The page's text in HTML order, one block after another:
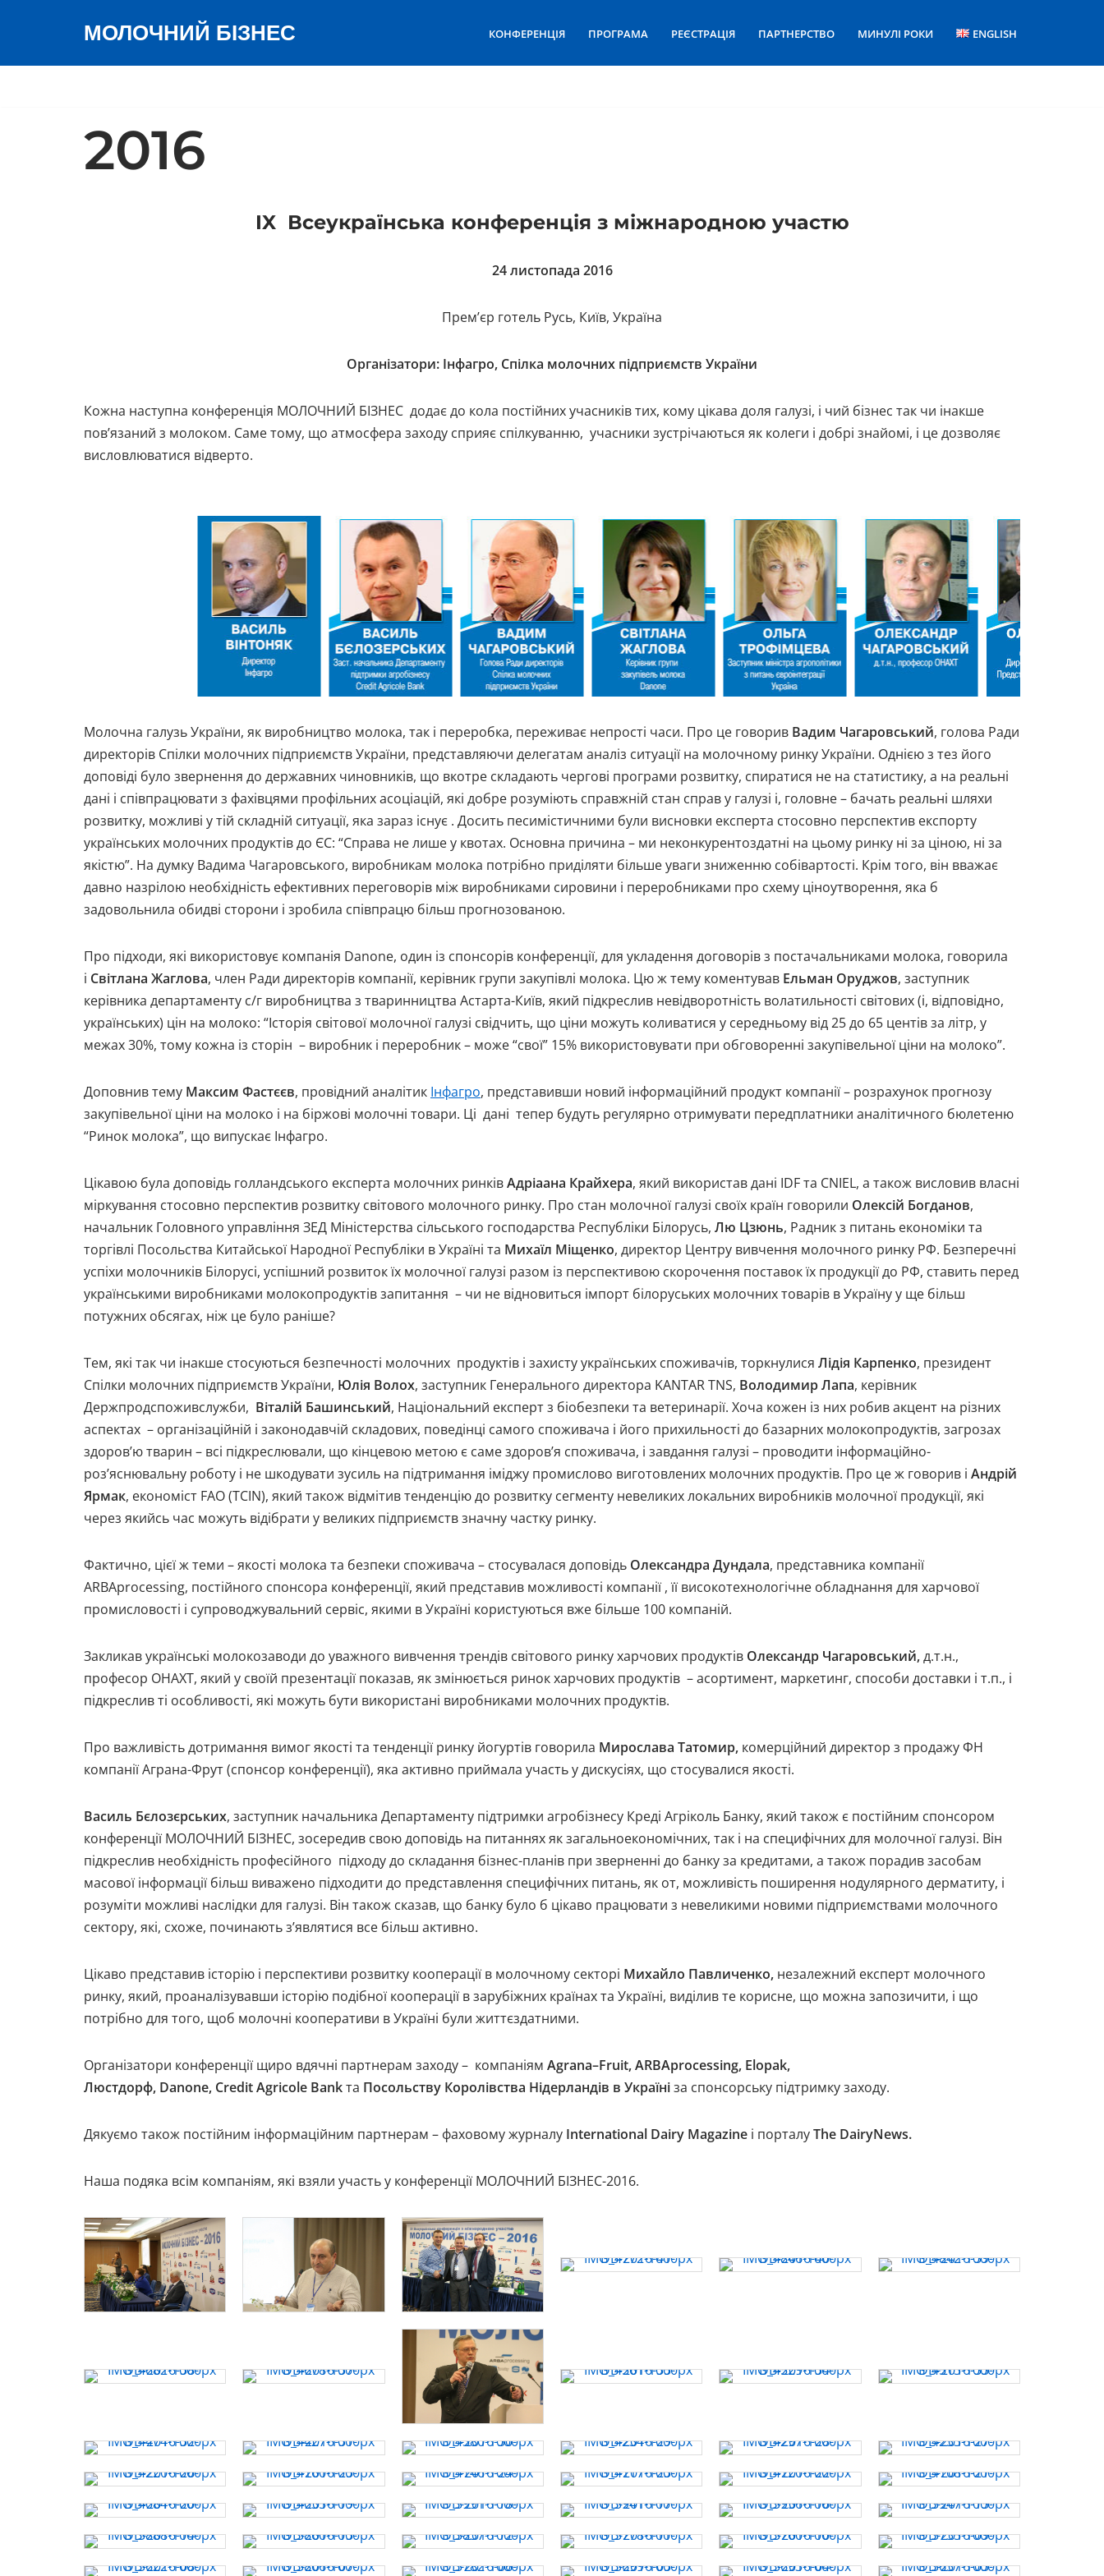
до
МОЛОЧНИЙ БІЗНЕС КОНФЕРЕНЦІЯ ПРОГРАМА РЕЄСТРАЦІЯ ПАРТНЕРСТВО МИНУЛІ РОКИ ENGLISH
2016
IX Всеукраїнська конференція з міжнародною участю
24 листопада 2016
Прем’єр готель Русь, Київ, Україна
Організатори: Інфагро, Спілка молочних підприємств України
Кожна наступна конференція МОЛОЧНИЙ БІЗНЕС додає до кола постійних учасників тих, кому цікава доля галузі, і чий бізнес так чи інакше
пов’язаний з молоком. Саме тому, що атмосфера заходу сприяє спілкуванню, учасники зустрічаються як колеги і добрі знайомі, і це дозволяє
висловлюватися відверто.
Молочна галузь України, як виробництво молока, так і переробка, переживає непрості часи. Про це говорив Вадим Чагаровський, голова Ради
директорів Спілки молочних підприємств України, представляючи делегатам аналіз ситуації на молочному ринку України. Однією з тез його
доповіді було звернення до державних чиновників, що вкотре складають чергові програми розвитку, спиратися не на статистику, а на реальні
дані і співпрацювати з фахівцями профільних асоціацій, які добре розуміють справжній стан справ у галузі і, головне – бачать реальні шляхи
розвитку, можливі у тій складній ситуації, яка зараз існує . Досить песимістичними були висновки експерта стосовно перспектив експорту
українських молочних продуктів до ЄС: “Справа не лише у квотах. Основна причина – ми неконкурентоздатні на цьому ринку ні за ціною, ні за
якістю”. На думку Вадима Чагаровського, виробникам молока потрібно приділяти більше уваги зниженню собівартості. Крім того, він вважає
давно назрілою необхідність ефективних переговорів між виробниками сировини і переробниками про схему ціноутворення, яка б
задовольнила обидві сторони і зробила співпрацю більш прогнозованою.
Про підходи, які використовує компанія Danone, один із спонсорів конференції, для укладення договорів з постачальниками молока, говорила
і Світлана Жаглова, член Ради директорів компанії, керівник групи закупівлі молока. Цю ж тему коментував Ельман Оруджов, заступник
керівника департаменту с/г виробництва з тваринництва Астарта-Київ, який підкреслив невідворотність волатильності світових (і, відповідно,
українських) цін на молоко: “Історія світової молочної галузі свідчить, що ціни можуть коливатися у середньому від 25 до 65 центів за літр, у
межах 30%, тому кожна із сторін – виробник і переробник – може “свої” 15% використовувати при обговоренні закупівельної ціни на молоко”.
Доповнив тему Максим Фастєєв, провідний аналітик Інфагро, представивши новий інформаційний продукт компанії – розрахунок прогнозу
закупівельної ціни на молоко і на біржові молочні товари. Ці дані тепер будуть регулярно отримувати передплатники аналітичного бюлетеню
“Ринок молока”, що випускає Інфагро.
Цікавою була доповідь голландського експерта молочних ринківАдріаана Крайхера, який використав дані IDF та CNIEL, а також висловив власні
міркування стосовно перспектив розвитку світового молочного ринку. Про стан молочної галузі своїх країн говорили Олексій Богданов,
начальник Головного управління ЗЕД Міністерства сільського господарства Республіки Білорусь, Лю Цзюнь, Радник з питань економіки та
торгівлі Посольства Китайської Народної Республіки в Україні та Михаїл Міщенко, директор Центру вивчення молочного ринку РФ. Безперечні
успіхи молочників Білорусі, успішний розвиток їх молочної галузі разом із перспективою скорочення поставок їх продукції до РФ, ставить перед
українськими виробниками молокопродуктів запитання – чи не відновиться імпорт білоруських молочних товарів в Україну у ще більш
потужних обсягах, ніж це було раніше?
Тем, які так чи інакше стосуються безпечності молочних продуктів і захисту українських споживачів, торкнулися Лідія Карпенко, президент
Спілки молочних підприємств України, Юлія Волох, заступник Генерального директора KANTAR TNS, Володимир Лапа, керівник
Держпродспоживслужби, Віталій Башинський, Національний експерт з біобезпеки та ветеринарії. Хоча кожен із них робив акцент на різних
аспектах – організаційній і законодавчій складових, поведінці самого споживача і його прихильності до базарних молокопродуктів, загрозах
здоров’ю тварин – всі підкреслювали, що кінцевою метою є саме здоров’я споживача, і завдання галузі – проводити інформаційно-
роз’яснювальну роботу і не шкодувати зусиль на підтримання іміджу промислово виготовлених молочних продуктів. Про це ж говорив і Андрій
Ярмак, економіст FAO (TCIN), який також відмітив тенденцію до розвитку сегменту невеликих локальних виробників молочної продукції, які
через якийсь час можуть відібрати у великих підприємств значну частку ринку.
Фактично, цієї ж теми – якості молока та безпеки споживача – стосувалася доповідь Олександра Дундала, представника компанії
ARBAprocessing, постійного спонсора конференції, який представив можливості компанії , її високотехнологічне обладнання для харчової
промисловості і супроводжувальний сервіс, якими в Україні користуються вже більше 100 компаній.
Закликав українські молокозаводи до уважного вивчення трендів світового ринку харчових продуктів Олександр Чагаровський,д.т.н.,
професор ОНАХТ, який у своїй презентації показав, як змінюється ринок харчових продуктів – асортимент, маркетинг, способи доставки і т.п., і
підкреслив ті особливості, які можуть бути використані виробниками молочних продуктів.
Про важливість дотримання вимог якості та тенденції ринку йогуртів говорила Мирослава Татомир, комерційний директор з продажу ФН
компанії Аграна-Фрут (спонсор конференції), яка активно приймала участь у дискусіях, що стосувалися якості.
Василь Бєлозєрських, заступник начальника Департаменту підтримки агробізнесу Креді Агріколь Банку, який також є постійним спонсором
конференції МОЛОЧНИЙ БІЗНЕС, зосередив свою доповідь на питаннях як загальноекономічних, так і на специфічних для молочної галузі. Він
підкреслив необхідність професійного підходу до складання бізнес-планів при зверненні до банку за кредитами, а також порадив засобам
масової інформації більш виважено підходити до представлення специфічних питань, як от, можливість поширення нодулярного дерматиту, і
розуміти можливі наслідки для галузі. Він також сказав, що банку було б цікаво працювати з невеликими новими підприємствами молочного
сектору, які, схоже, починають з’являтися все більш активно.
Цікаво представив історію і перспективи розвитку кооперації в молочному секторі Михайло Павличенко, незалежний експерт молочного
ринку, який, проаналізувавши історію подібної кооперації в зарубіжних країнах та Україні, виділив те корисне, що можна запозичити, і що
потрібно для того, щоб молочні кооперативи в Україні були життєздатними.
Організатори конференції щиро вдячні партнерам заходу – компаніям Agrana–Fruit,ARBAprocessing, Elopak,
Люстдорф, Danone, CreditAgricole Bankта Посольству Королівства Нідерландів в Україніза спонсорську підтримку заходу.
Дякуємо також постійним інформаційним партнерам – фаховому журналу International Dairy Magazine і порталуThe DairyNews.
Наша подяка всім компаніям, які взяли участь у конференції МОЛОЧНИЙ БІЗНЕС-2016.